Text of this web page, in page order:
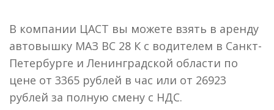
В компании ЦАСТ вы можете взять в аренду
автовышку МАЗ ВС 28 К с водителем в Санкт-
Петербурге и Ленинградской области по
цене от 3365 рублей в час или от 26923
рублей за полную смену с НДС.